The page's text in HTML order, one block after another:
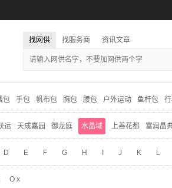
找网供 找服务商 资讯文章
包 手包 帆布包 胸包 腰包 户外运动 鱼杆包
运 天成嘉园 御龙庭 水晶域 上善花都 富润晶
D E F G H J K L
O x